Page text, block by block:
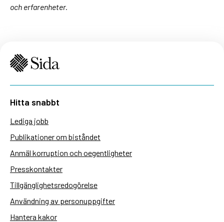
och erfarenheter.
Hitta snabbt
Lediga jobb
Publikationer om biståndet
Anmäl korruption och oegentligheter
Presskontakter
Tillgänglighetsredogörelse
Användning av personuppgifter
Hantera kakor